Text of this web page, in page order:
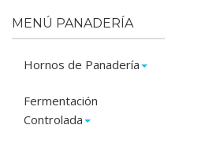
MENÚ PANADERÍA
Hornos de Panadería
Fermentación
Controlada